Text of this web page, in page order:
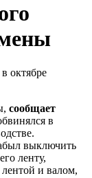
октябре
сообщает
в
выключить
ленту,
и валом,